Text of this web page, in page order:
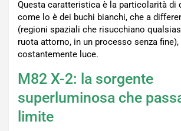
Questa caratteristica è la particolarità di
come lo è dei buchi bianchi, che a
(regioni spaziali che risucchiano
ruota attorno, in un processo senza
costantemente luce.
M82 X-2: la sorgente
superluminosa che
limite